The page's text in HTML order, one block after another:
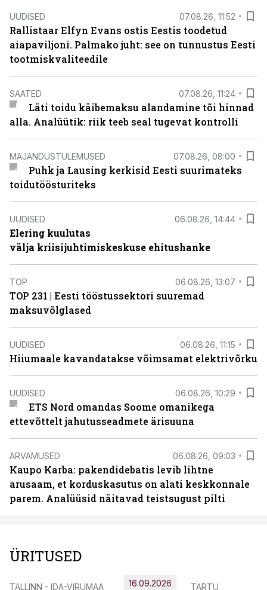
UUDISED 07.08.26, 11:52
Rallistaar Elfyn Evans ostis Eestis toodetud
aiapaviljoni. Palmako juht: see on tunnustus Eesti
tootmiskvaliteedile
SAATED 07.08.26, 11:24
Läti toidu käibemaksu alandamine tõi hinnad
alla. Analüütik: riik teeb seal tugevat kontrolli
MAJANDUSTULEMUSED 07.08.26, 08:00
Puhk ja Lausing kerkisid Eesti suurimateks
toidutöösturiteks
UUDISED 06.08.26, 14:44
Elering kuulutas
välja kriisijuhtimiskeskuse ehitushanke
TOP 06.08.26, 13:07
TOP 231 | Eesti tööstussektori suuremad
maksuvõlglased
UUDISED 06.08.26, 11:15
Hiiumaale kavandatakse võimsamat elektrivõrku
UUDISED 06.08.26, 10:29
ETS Nord omandas Soome omanikega
ettevõttelt jahutusseadmete ärisuuna
ARVAMUSED 06.08.26, 09:03
Kaupo Karba: pakendidebatis levib lihtne
arusaam, et korduskasutus on alati keskkonnale
parem. Analüüsid näitavad teistsugust pilti
ÜRITUSED
TALLINN - IDA-VIRUMAA 16.09.2026 TARTU